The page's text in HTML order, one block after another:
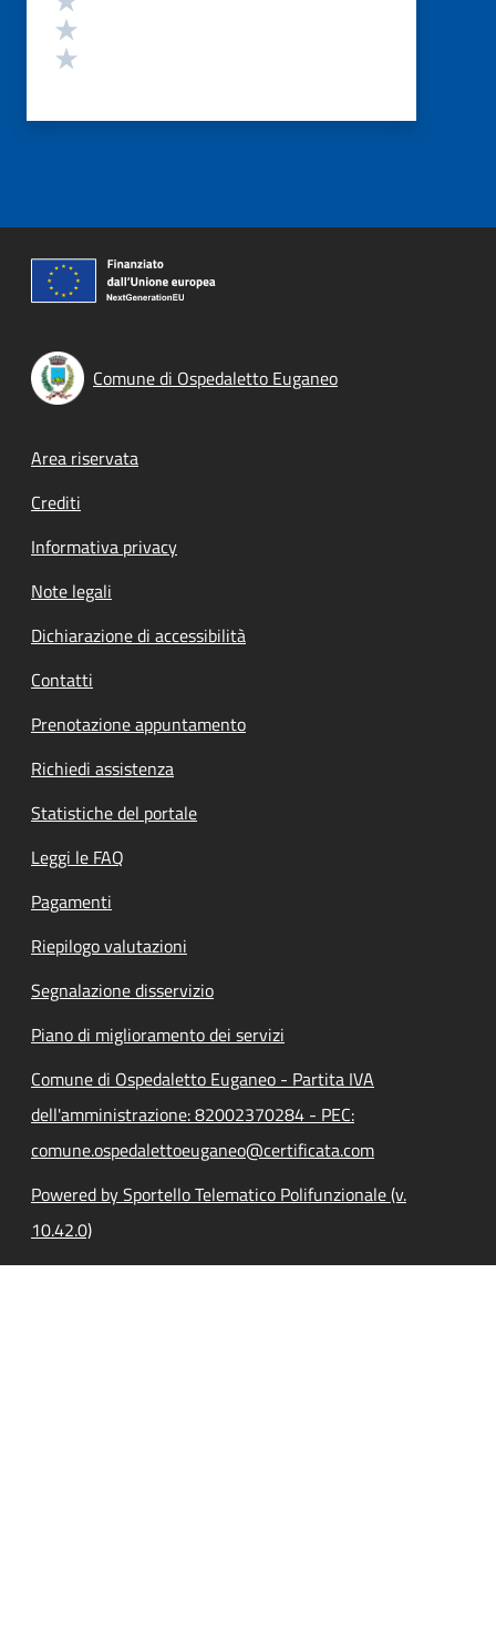
Comune di Ospedaletto Euganeo
Footer menu
Area riservata
Crediti
Informativa privacy
Note legali
Dichiarazione di accessibilità
Contatti
Prenotazione appuntamento
Richiedi assistenza
Statistiche del portale
Leggi le FAQ
Pagamenti
Riepilogo valutazioni
Segnalazione disservizio
Piano di miglioramento dei servizi
Comune di Ospedaletto Euganeo - Partita IVA
dell'amministrazione: 82002370284 - PEC:
comune.ospedalettoeuganeo@certificata.com
Powered by Sportello Telematico Polifunzionale (v.
10.42.0)